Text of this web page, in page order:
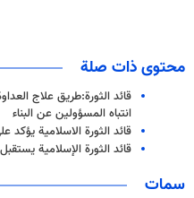
محتوى ذات صلة
قائد الثورة:طريق علاج
انتباه المسؤولين عن البناء
قائد الثورة الاسلامية يؤكد على اهمية
قائد الثورة الإسلامية
سمات